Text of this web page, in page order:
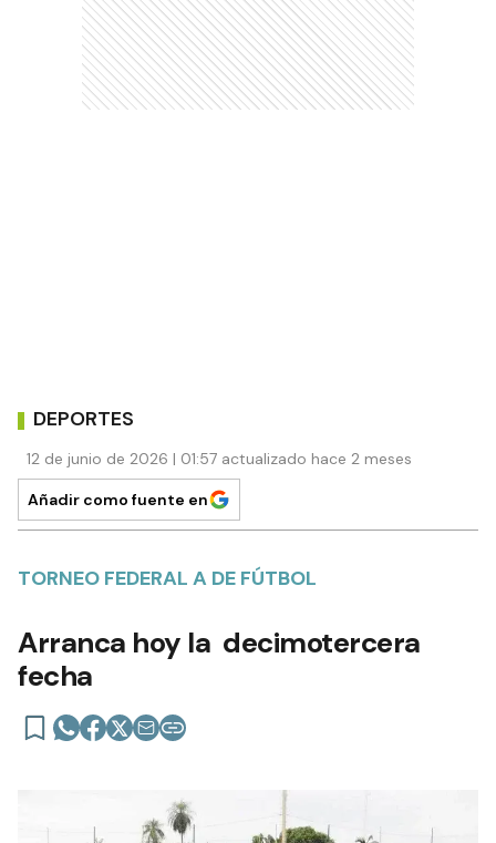
DEPORTES
12 de junio de 2026 | 01:57 actualizado hace 2 meses
Añadir como fuente en
TORNEO FEDERAL A DE FÚTBOL
Arranca hoy la decimotercera
fecha